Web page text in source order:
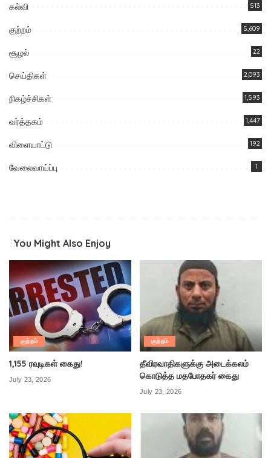
கல்வி 513
குற்றம் 5,609
சூழல் 22
செய்திகள் 2,093
நிகழ்ச்சிகள் 1,593
வர்த்தகம் 1,447
விளையாட்டு 192
வேலைவாய்ப்பு 1
You Might Also Enjoy
குற்றம்
1,155 ரவுடிகள் கைது!
July 23, 2026
குற்றம்
தீவிரவாதிகளுக்கு அடைக்கலம்
கொடுத்த மதபோதகர் கைது
July 23, 2026